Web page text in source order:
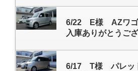
6/22 E様 AZ
入庫ありがとうござ
6/17 T様 パレ